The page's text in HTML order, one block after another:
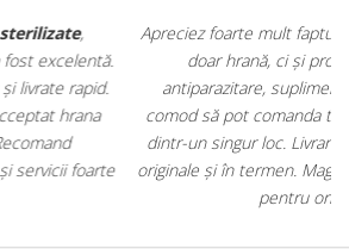
că pe ehranaanimale.rogăsesc nu
produse dinfarmacia veterinară:
și soluții de îngrijire. Este foarte
tot ce am nevoie pentru animalul meu
a fost rapidă, iar produsele au fost
serios, bine organizat și foarte util